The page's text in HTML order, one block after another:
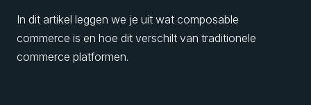
In dit artikel leggen we je uit wat composable
commerce is en hoe dit verschilt van traditionele
commerce platformen.